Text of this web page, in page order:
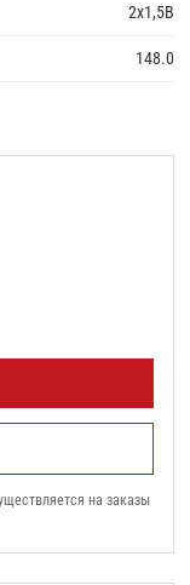
2х1,5В
148.0
на заказы